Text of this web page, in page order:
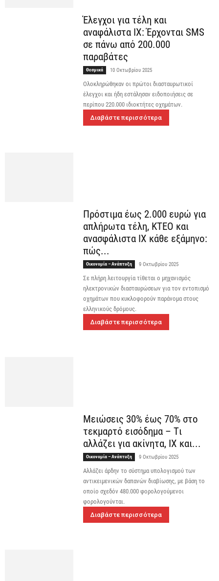
Έλεγχοι για τέλη και
αναφάλιστα ΙΧ: Έρχονται SMS
σε πάνω από 200.000
παραβάτες
Θεσμικά 10 Οκτωβρίου 2025
Ολοκληρώθηκαν οι πρώτοι διασταυρωτικοί
έλεγχοι και ήδη εστάλησαν ειδοποιήσεις σε
περίπου 220.000 ιδιοκτήτες οχημάτων.
Διαβάστε περισσότερα
Πρόστιμα έως 2.000 ευρώ για
απλήρωτα τέλη, ΚΤΕΟ και
ανασφάλιστα ΙΧ κάθε εξάμηνο:
πώς...
Οικονομία – Ανάπτυξη 9 Οκτωβρίου 2025
Σε πλήρη λειτουργία τίθεται ο μηχανισμός
ηλεκτρονικών διασταυρώσεων για τον εντοπισμό
οχημάτων που κυκλοφορούν παράνομα στους
ελληνικούς δρόμους.
Διαβάστε περισσότερα
Μειώσεις 30% έως 70% στο
τεκμαρτό εισόδημα – Tι
αλλάζει για ακίνητα, ΙΧ και...
Οικονομία – Ανάπτυξη 9 Οκτωβρίου 2025
Αλλάζει άρδην το σύστημα υπολογισμού των
αντικειμενικών δαπανών διαβίωσης, με βάση το
οποίο σχεδόν 480.000 φορολογούμενοι
φορολογούνται.
Διαβάστε περισσότερα